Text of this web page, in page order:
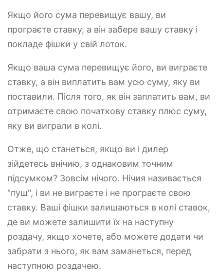
Якщо його сума перевищує вашу, ви
програєте ставку, а він забере вашу ставку і
покладе фішки у свій лоток.
Якщо ваша сума перевищує його, ви виграєте
ставку, а він виплатить вам усю суму, яку ви
поставили. Після того, як він заплатить вам, ви
отримаєте свою початкову ставку плюс суму,
яку ви виграли в колі.
Отже, що станеться, якщо ви і дилер
зійдетесь внічию, з однаковим точним
підсумком? Зовсім нічого. Нічия називається
"пуш", і ви не виграєте і не програєте свою
ставку. Ваші фішки залишаються в колі ставок,
де ви можете залишити їх на наступну
роздачу, якщо хочете, або можете додати чи
забрати з нього, як вам заманеться, перед
наступною роздачею.